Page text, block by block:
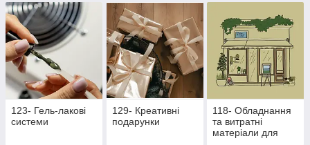
бізнесу
123- Гель-лакові
системи
129- Креативні
подарунки
118- Обладнання
та витратні
матеріали для